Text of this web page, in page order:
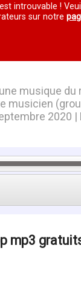
introuvable !
sur notre
musique du
musicien
2020 |
mp3